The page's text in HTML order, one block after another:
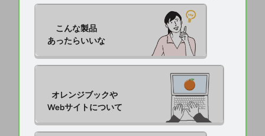
こんな製品
あったらいいな
オレンジブックや
Webサイトについて